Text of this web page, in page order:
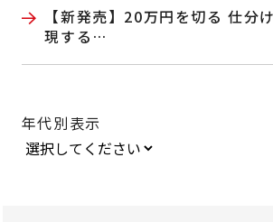
【新発売】20万円を切る 仕分
現する
年代別表示